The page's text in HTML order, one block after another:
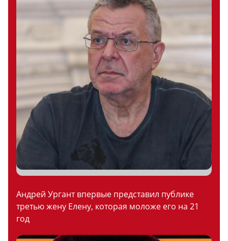
Андрей Ургант впервые представил публике
третью жену Елену, которая моложе его на 21
год